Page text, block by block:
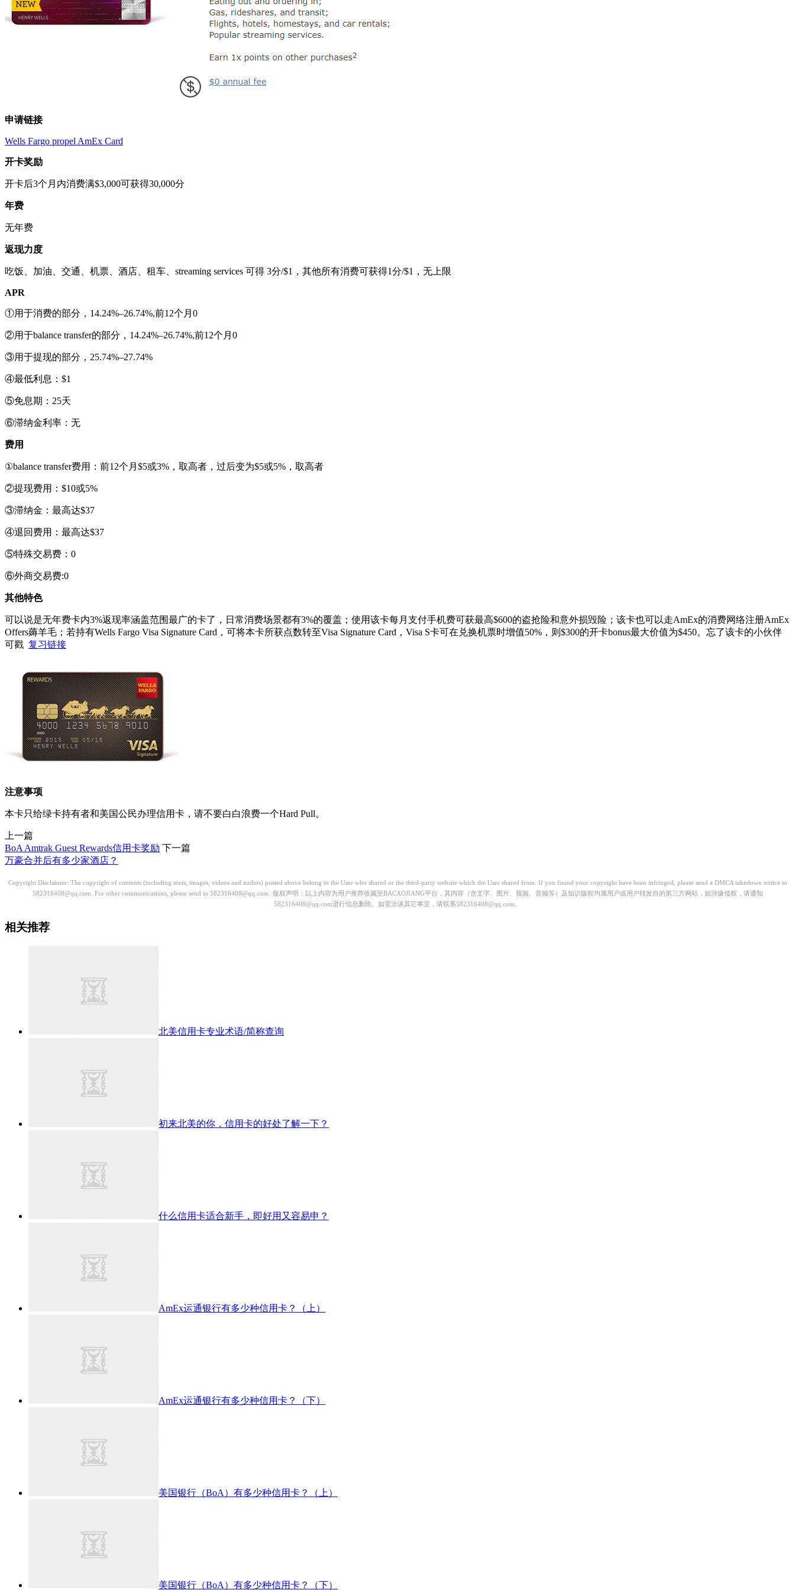
申请链接
Wells Fargo propel AmEx Card
开卡奖励
开卡后3个月内消费满$3,000可获得30,000分
年费
无年费
返现力度
吃饭、加油、交通、机票、酒店、租车、streaming services 可得 3分/$1，其他所有消费可获得1分/$1，无上限
APR
①用于消费的部分，14.24%–26.74%,前12个月0
②用于balance transfer的部分，14.24%–26.74%,前12个月0
③用于提现的部分，25.74%–27.74%
④最低利息：$1
⑤免息期：25天
⑥滞纳金利率：无
费用
①balance transfer费用：前12个月$5或3%，取高者，过后变为$5或5%，取高者
②提现费用：$10或5%
③滞纳金：最高达$37
④退回费用：最高达$37
⑤特殊交易费：0
⑥外商交易费:0
其他特色
可以说是无年费卡内3%返现率涵盖范围最广的卡了，日常消费场景都有3%的覆盖；使用该卡每月支付手机费可获最高$600的盗抢险和意外损毁险；该卡也可以走AmEx的消费网络注册AmEx
Offers薅羊毛；若持有Wells Fargo Visa Signature Card，可将本卡所获点数转至Visa Signature Card，Visa S卡可在兑换机票时增值50%，则$300的开卡bonus最大价值为$450。忘了该卡的小伙伴
可戳 复习链接
注意事项
本卡只给绿卡持有者和美国公民办理信用卡，请不要白白浪费一个Hard Pull。
上一篇
BoA Amtrak Guest Rewards信用卡奖励 下一篇
万豪合并后有多少家酒店？
Copyright Disclaimer: The copyright of contents (including texts, images, videos and audios) posted above belong to the User who shared or the third-party website which the User shared from. If you found your copyright have been infringed, please send a DMCA takedown notice to
582316408@qq.com. For other communications, please send to 582316408@qq.com.
版权声明：以上内容为用户推荐收藏至BACAOJIANG平台，其内容（含文字、图片、视频、音频等）及知识版权均属用户或用户转发自的第三方网站，如涉嫌侵权，请通知
582316408@qq.com进行信息删除。如需洽谈其它事宜，请联系582316408@qq.com。
相关推荐
北美信用卡专业术语/简称查询
初来北美的你，信用卡的好处了解一下？
什么信用卡适合新手，即好用又容易申？
AmEx运通银行有多少种信用卡？（上）
AmEx运通银行有多少种信用卡？（下）
美国银行（BoA）有多少种信用卡？（上）
美国银行（BoA）有多少种信用卡？（下）